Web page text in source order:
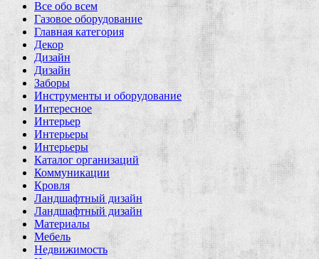
Все обо всем
Газовое оборудование
Главная категория
Декор
Дизайн
Дизайн
Заборы
Инструменты и оборудование
Интересное
Интерьер
Интерьеры
Интерьеры
Каталог организаций
Коммуникации
Кровля
Ландшафтный дизайн
Ландшафтный дизайн
Материалы
Мебель
Недвижимость